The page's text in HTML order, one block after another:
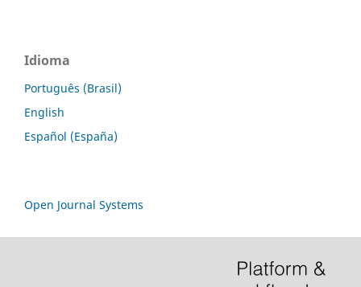
Idioma
Português (Brasil)
English
Español (España)
Open Journal Systems